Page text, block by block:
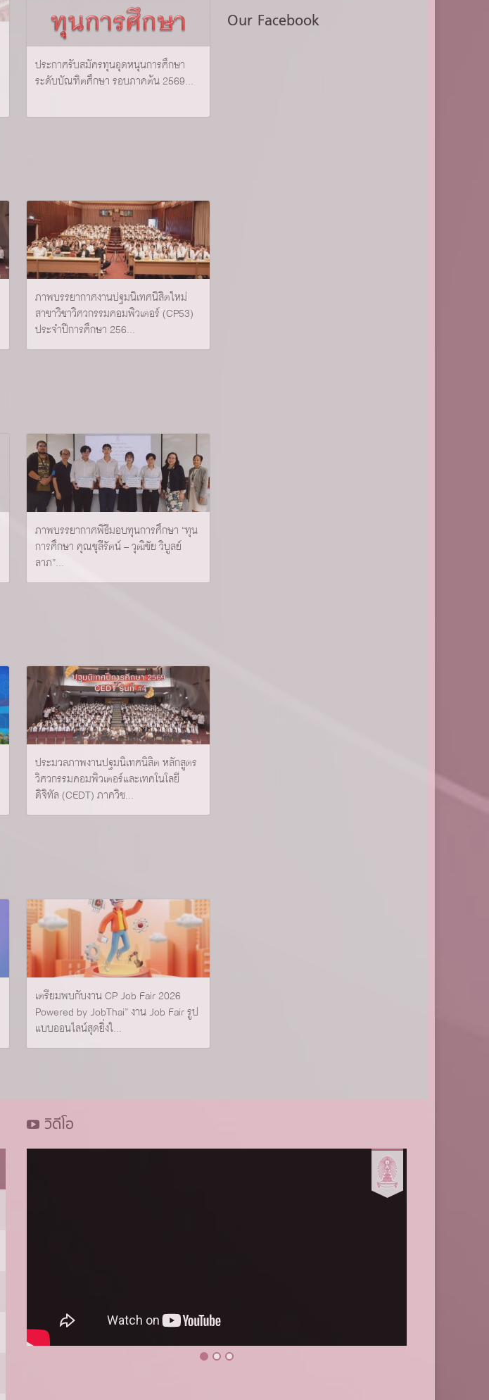
ประกาศรับสมัครทุนอุดหนุนการศึกษา
ระดับบัณฑิตศึกษา รอบภาคต้น 2569...
ภาพบรรยากาศงานปฐมนิเทศนิสิตใหม่
สาขาวิชาวิศวกรรมคอมพิวเตอร์ (CP53)
ประจำปีการศึกษา 256...
ภาพบรรยากาศพิธีมอบทุนการศึกษา “ทุน
การศึกษา คุณชุลีรัตน์ – วุฒิชัย วิบูลย์
ลาภ”...
ประมวลภาพงานปฐมนิเทศนิสิต หลักสูตร
วิศวกรรมคอมพิวเตอร์และเทคโนโลยี
ดิจิทัล (CEDT) ภาควิช...
เตรียมพบกับงาน CP Job Fair 2026
Powered by JobThai” งาน Job Fair รูป
แบบออนไลน์สุดยิ่งใ...
Our Facebook
วิดีโอ